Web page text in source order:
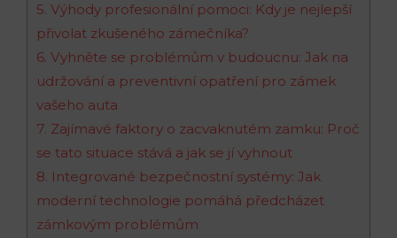
5. Výhody profesionální ‍pomoci: Kdy je nejlepší
přivolat‍ zkušeného zámečníka?
6. Vyhněte ‌se problémům v budoucnu: Jak na
udržování a ⁢preventivní opatření pro zámek
vašeho auta
7. ⁢Zajímavé faktory o zacvaknutém zamku: Proč
se ⁤tato ⁢situace stává a jak se jí vyhnout
8. Integrované ‍bezpečnostní systémy: Jak
moderní technologie⁢ pomáhá předcházet⁤
zámkovým problémům